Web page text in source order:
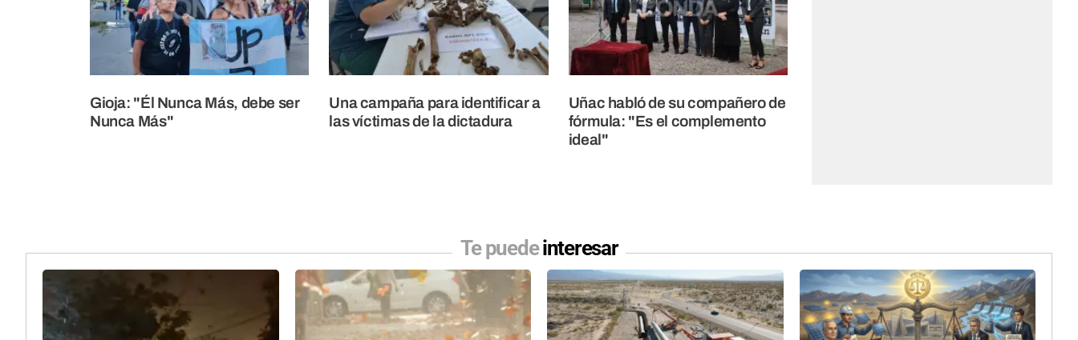
Gioja: "Él Nunca Más, debe ser
Nunca Más"
Una campaña para identificar a
las víctimas de la dictadura
Uñac habló de su compañero de
fórmula: "Es el complemento
ideal"
Te puedeinteresar